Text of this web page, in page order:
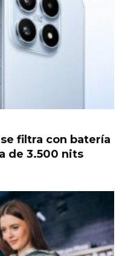
filtra con batería
de 3.500 nits